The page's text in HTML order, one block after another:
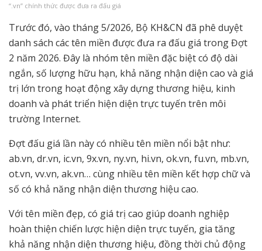
“.vn” chính thức được đưa ra đấu giá
Trước đó, vào tháng 5/2026, Bộ KH&CN đã phê duyệt
danh sách các tên miền được đưa ra đấu giá trong Đợt
2 năm 2026. Đây là nhóm tên miền đặc biệt có độ dài
ngắn, số lượng hữu hạn, khả năng nhận diện cao và giá
trị lớn trong hoạt động xây dựng thương hiệu, kinh
doanh và phát triển hiện diện trực tuyến trên môi
trường Internet.
Đợt đấu giá lần này có nhiều tên miền nổi bật như:
ab.vn, dr.vn, ic.vn, 9x.vn, ny.vn, hi.vn, ok.vn, fu.vn, mb.vn,
ot.vn, vv.vn, ak.vn… cùng nhiều tên miền kết hợp chữ và
số có khả năng nhận diện thương hiệu cao.
Với tên miền đẹp, có giá trị cao giúp doanh nghiệp
hoàn thiện chiến lược hiện diện trực tuyến, gia tăng
khả năng nhận diện thương hiệu, đồng thời chủ động